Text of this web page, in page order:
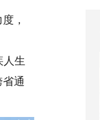
，
生
通